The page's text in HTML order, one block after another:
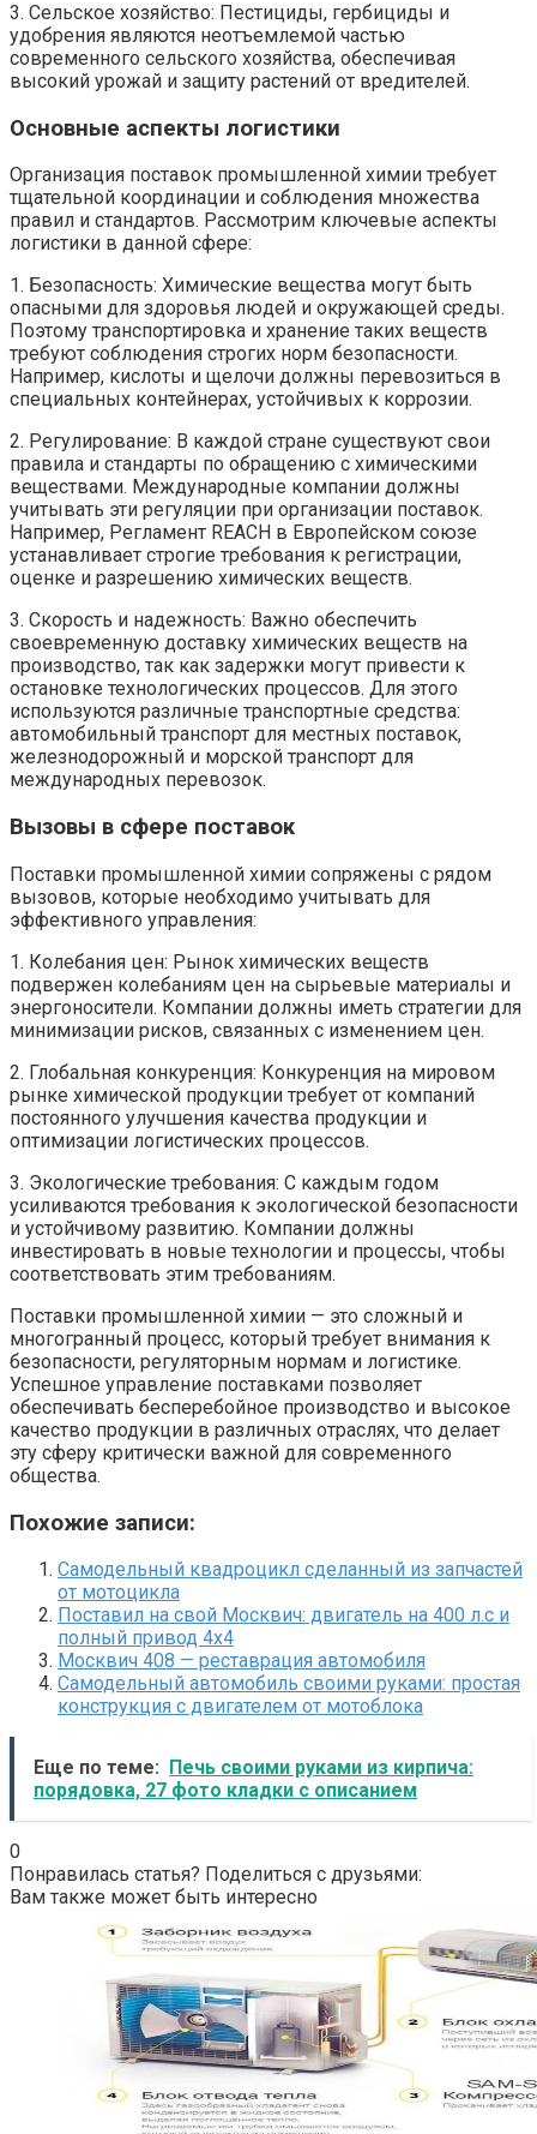
3. Сельское хозяйство: Пестициды, гербициды и
удобрения являются неотъемлемой частью
современного сельского хозяйства, обеспечивая
высокий урожай и защиту растений от вредителей.
Основные аспекты логистики
Организация поставок промышленной химии требует
тщательной координации и соблюдения множества
правил и стандартов. Рассмотрим ключевые аспекты
логистики в данной сфере:
1. Безопасность: Химические вещества могут быть
опасными для здоровья людей и окружающей среды.
Поэтому транспортировка и хранение таких веществ
требуют соблюдения строгих норм безопасности.
Например, кислоты и щелочи должны перевозиться в
специальных контейнерах, устойчивых к коррозии.
2. Регулирование: В каждой стране существуют свои
правила и стандарты по обращению с химическими
веществами. Международные компании должны
учитывать эти регуляции при организации поставок.
Например, Регламент REACH в Европейском союзе
устанавливает строгие требования к регистрации,
оценке и разрешению химических веществ.
3. Скорость и надежность: Важно обеспечить
своевременную доставку химических веществ на
производство, так как задержки могут привести к
остановке технологических процессов. Для этого
используются различные транспортные средства:
автомобильный транспорт для местных поставок,
железнодорожный и морской транспорт для
международных перевозок.
Вызовы в сфере поставок
Поставки промышленной химии сопряжены с рядом
вызовов, которые необходимо учитывать для
эффективного управления:
1. Колебания цен: Рынок химических веществ
подвержен колебаниям цен на сырьевые материалы и
энергоносители. Компании должны иметь стратегии для
минимизации рисков, связанных с изменением цен.
2. Глобальная конкуренция: Конкуренция на мировом
рынке химической продукции требует от компаний
постоянного улучшения качества продукции и
оптимизации логистических процессов.
3. Экологические требования: С каждым годом
усиливаются требования к экологической безопасности
и устойчивому развитию. Компании должны
инвестировать в новые технологии и процессы, чтобы
соответствовать этим требованиям.
Поставки промышленной химии — это сложный и
многогранный процесс, который требует внимания к
безопасности, регуляторным нормам и логистике.
Успешное управление поставками позволяет
обеспечивать бесперебойное производство и высокое
качество продукции в различных отраслях, что делает
эту сферу критически важной для современного
общества.
Похожие записи:
Самодельный квадроцикл сделанный из запчастей
от мотоцикла
Поставил на свой Москвич: двигатель на 400 л.с и
полный привод 4х4
Москвич 408 — реставрация автомобиля
Самодельный автомобиль своими руками: простая
конструкция с двигателем от мотоблока
Еще по теме:
Печь своими руками из кирпича:
порядовка, 27 фото кладки с описанием
0
Понравилась статья? Поделиться с друзьями:
Вам также может быть интересно